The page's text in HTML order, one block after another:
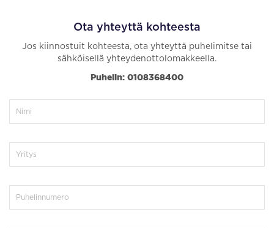
Ota yhteyttä kohteesta
Jos kiinnostuit kohteesta, ota yhteyttä puhelimitse tai
sähköisellä yhteydenottolomakkeella.
Puhelin: 0108368400